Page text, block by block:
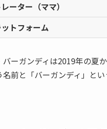
ーター（ママ）
トフォーム
バーガンディは2019年の夏
名前と「バーガンディ」と